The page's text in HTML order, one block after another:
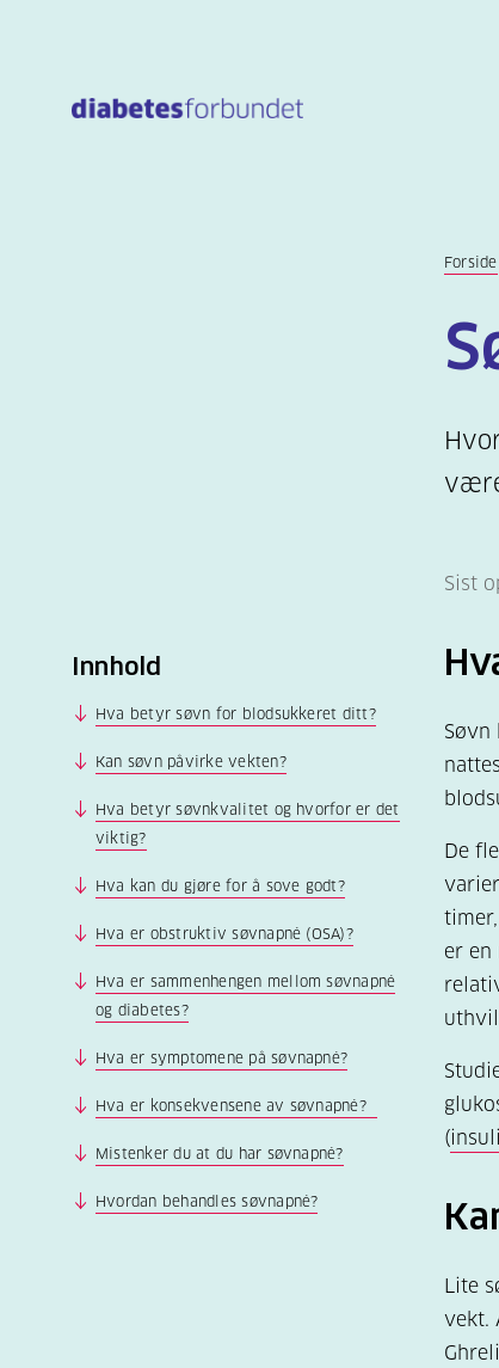
Forside
Sist
Innhold
Hva betyr søvn for blodsukkeret ditt?
Kan søvn påvirke vekten?
Hva betyr søvnkvalitet og hvorfor er det
viktig?
Hva kan du gjøre for å sove godt?
Hva er obstruktiv søvnapné (OSA)?
Hva er sammenhengen mellom søvnapné
og diabetes?
Hva er symptomene på søvnapné?
Hva er konsekvensene av søvnapné?
Mistenker du at du har søvnapné?
Hvordan behandles søvnapné?
De
er en
(
Lite
vekt.